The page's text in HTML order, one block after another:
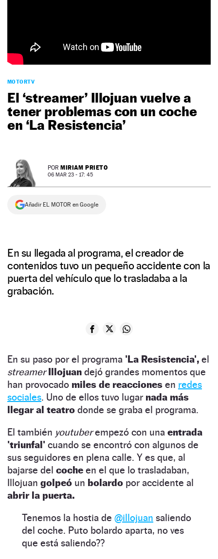
MOTORTV
El ‘streamer’ Illojuan vuelve a
tener problemas con un coche
en ‘La Resistencia’
POR MIRIAM PRIETO
06 MAR 23 - 17: 45
Añadir EL MOTOR en Google
En su llegada al programa, el creador de
contenidos tuvo un pequeño accidente con la
puerta del vehículo que lo trasladaba a la
grabación.
En su paso por el programa 'La Resistencia', el
streamer Illojuan dejó grandes momentos que
han provocado miles de reacciones en redes
sociales. Uno de ellos tuvo lugar nada más
llegar al teatro donde se graba el programa.
El también youtuberempezó con una entrada
'triunfal' cuando se encontró con algunos de
sus seguidores en plena calle. Y es que, al
bajarse del coche en el que lo trasladaban,
Illojuan golpeó un bolardo por accidente al
abrir la puerta.
Tenemos la hostia de @illojuan saliendo
del coche. Puto bolardo aparta, no ves
que está saliendo??